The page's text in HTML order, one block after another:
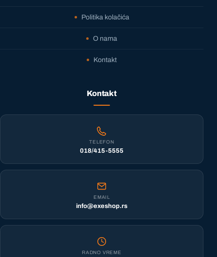
Politika kolačića
O nama
Kontakt
Kontakt
TELEFON
018/415-5555
EMAIL
info@exeshop.rs
RADNO VREME